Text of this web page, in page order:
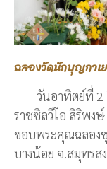
ฉลองวัดนักบุญกาเ
วันอาทิตย์ที่ 2 สิ
ราชซิลวีโอ สิริพง
ขอบพระคุณฉลอง
บางน้อย จ.สมุทรส